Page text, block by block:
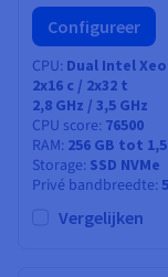
Configureer
CPU Dual Intel
2x16 c / 2x32 t
2,8 GHz / 3,5 GHz
CPU score 76500
RAM 256 GB tot
Storage SSD NVMe
Privé bandbreedte
Vergelijken